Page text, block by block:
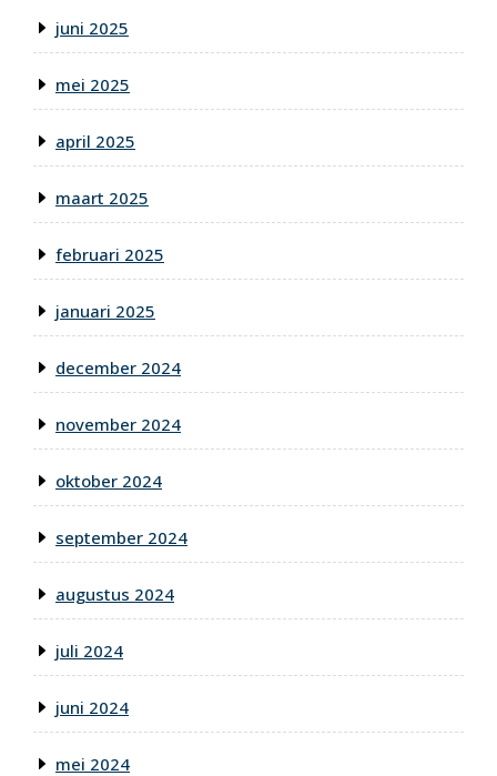
juni 2025
mei 2025
april 2025
maart 2025
februari 2025
januari 2025
december 2024
november 2024
oktober 2024
september 2024
augustus 2024
juli 2024
juni 2024
mei 2024